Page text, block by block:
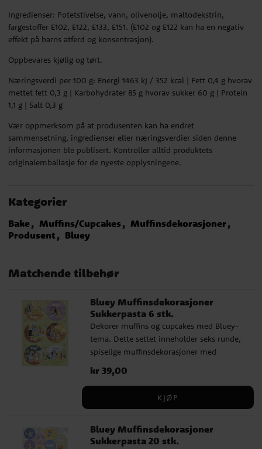
Ingredienser: Potetstivelse, vann, olivenolje, maltodekstrin,
fargestoffer E102, E122, E133, E151. (E102 og E122 kan ha en negativ
effekt på barns atferd og konsentrasjon).
Oppbevares kjølig og tørt.
Næringsverdi per 100 g: Energi 1463 kJ / 352 kcal | Fett 0,4 g hvorav
mettet fett 0,3 g | Karbohydrater 85 g hvorav sukker 60 g | Protein
1,1 g | Salt 0,3 g
Vær oppmerksom på at produsenten kan ha endret
sammensetning, ingredienser eller næringsverdier siden denne
informasjonen ble publisert. Kontroller alltid produktets
originalemballasje for de nyeste opplysningene.
Kategorier
Bake Muffins/Cupcakes
Muffinsdekorasjoner
Produsent
Bluey
Matchende tilbehør
Bluey Muffinsdekorasjoner
Sukkerpasta 6 stk.
Dekorer muffins og cupcakes med Bluey-
tema. Dette settet inneholder seks runde,
spiselige muffinsdekorasjoner med
fargerike motiver av Bluey, Bingo, familien
og vennene deres. De er enkle å bruke og
temafester. Hver dekorasjon har en
perfekte for muffins i standardstørrelse.
Ingredienser: Maisstivelse, søtningsmiddel
Pris:kr 39,00
kr 39,00
KJØP
Bluey Muffinsdekorasjoner
Sukkerpasta 20 stk.